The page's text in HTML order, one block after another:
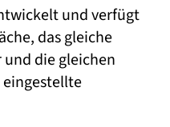
und verfügt
das gleiche
die gleichen
eingestellte